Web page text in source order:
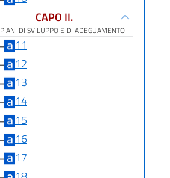
CAPO II.
PIANI DI SVILUPPO E DI ADEGUAMENTO
11
12
13
14
15
16
17